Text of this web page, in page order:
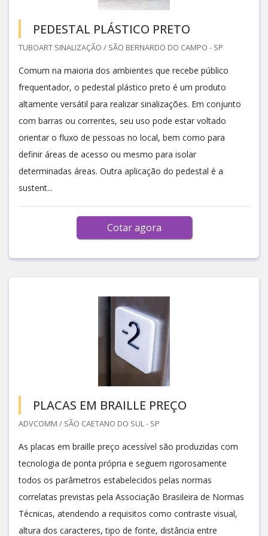
PEDESTAL PLÁSTICO PRETO
TUBOART SINALIZAÇÃO / SÃO BERNARDO DO CAMPO - SP
Comum na maioria dos ambientes que recebe público
frequentador, o pedestal plástico preto é um produto
altamente versátil para realizar sinalizações. Em conjunto
com barras ou correntes, seu uso pode estar voltado
orientar o fluxo de pessoas no local, bem como para
definir áreas de acesso ou mesmo para isolar
determinadas áreas. Outra aplicação do pedestal é a
sustent...
Cotar agora
PLACAS EM BRAILLE PREÇO
ADVCOMM / SÃO CAETANO DO SUL - SP
As placas em braille preço acessível são produzidas com
tecnologia de ponta própria e seguem rigorosamente
todos os parâmetros estabelecidos pelas normas
correlatas previstas pela Associação Brasileira de Normas
Técnicas, atendendo a requisitos como contraste visual,
altura dos caracteres, tipo de fonte, distância entre